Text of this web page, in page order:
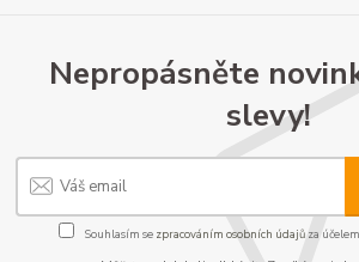
Nepropásněte
slevy!
Souhlasím se zpracováním osobních údajůza